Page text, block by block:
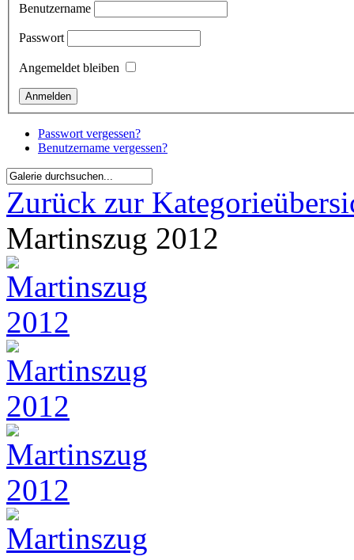
Benutzername
Passwort
Angemeldet bleiben
Passwort vergessen?
Benutzername vergessen?
Zurück zur
Martinszug 2012